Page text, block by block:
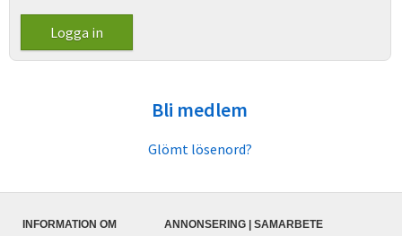
Bli medlem
Glömt lösenord?
INFORMATION OM
ANNONSERING | SAMARBETE